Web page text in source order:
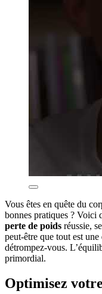
Vous êtes en quête du
bonnes pratiques ? Voici
perte de poids réussie,
peut-être que tout est
détrompez-vous.
primordial.
Optimisez